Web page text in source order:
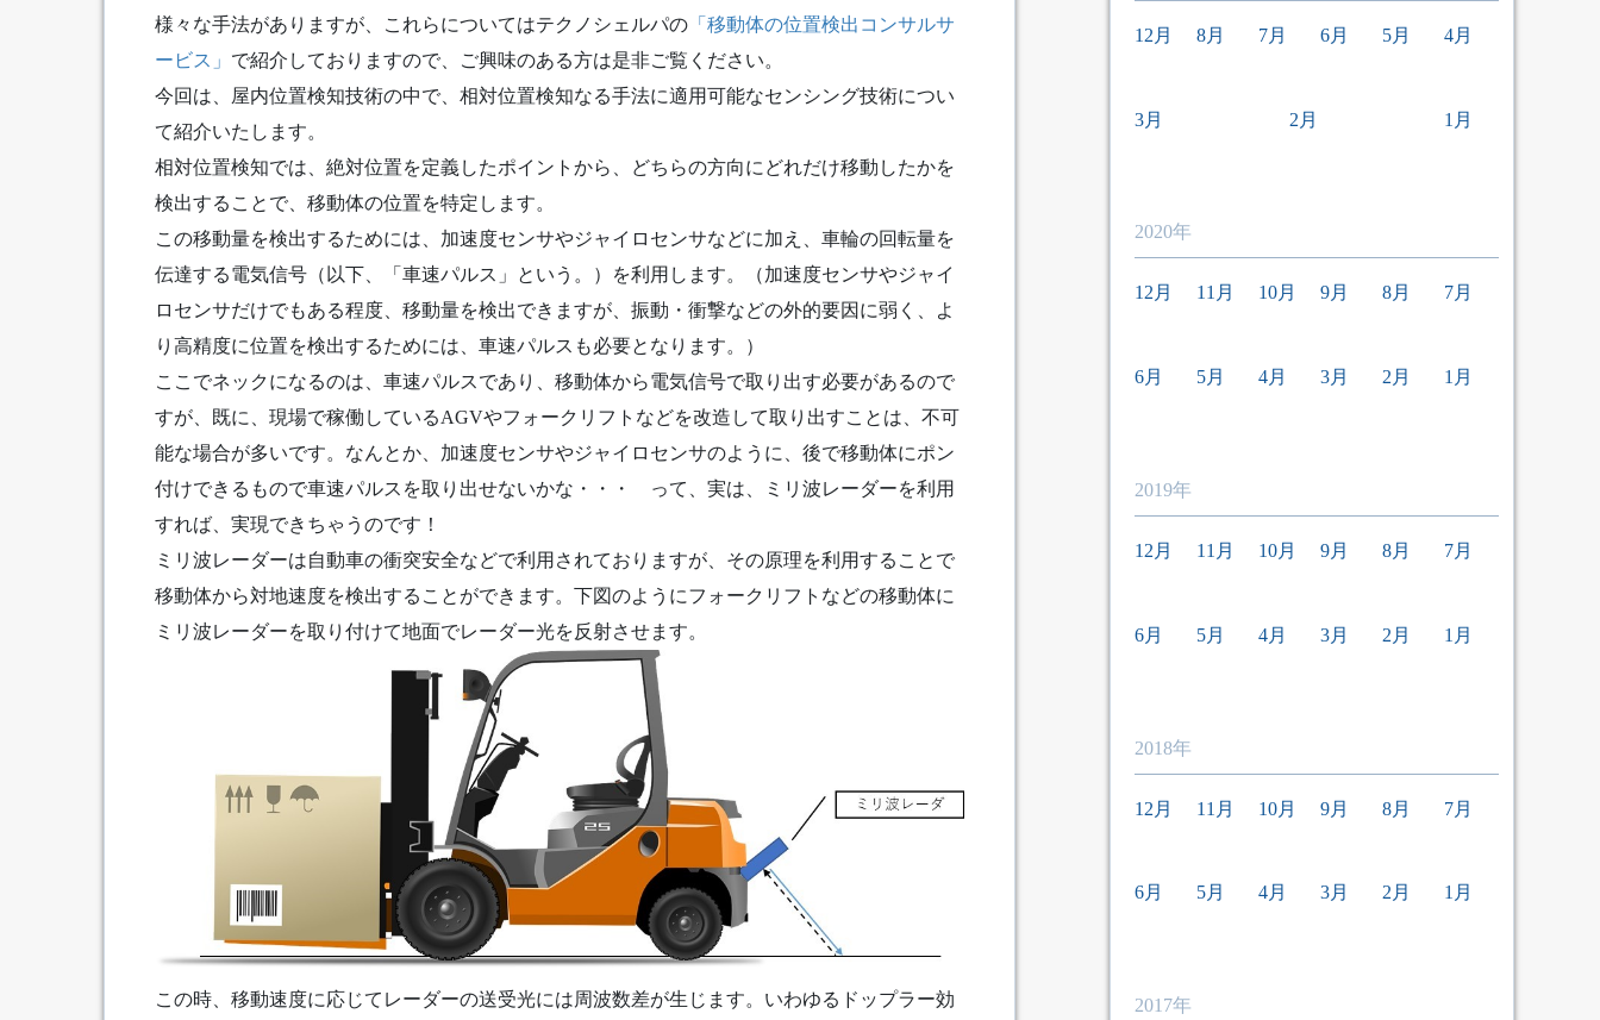
様々な手法がありますが、これらについてはテクノシェルパの「移動体の位置検出コンサルサ
ービス」 で紹介しておりますので、ご興味のある方は是非ご覧ください。
今回は、屋内位置検知技術の中で、相対位置検知なる手法に適用可能なセンシング技術につい
て紹介いたします。
相対位置検知では、絶対位置を定義したポイントから、どちらの方向にどれだけ移動したかを
検出することで、移動体の位置を特定します。
この移動量を検出するためには、加速度センサやジャイロセンサなどに加え、車輪の回転量を
伝達する電気信号（以下、「車速パルス」という。）を利用します。（加速度センサやジャイ
ロセンサだけでもある程度、移動量を検出できますが、振動・衝撃などの外的要因に弱く、よ
り高精度に位置を検出するためには、車速パルスも必要となります。）
ここでネックになるのは、車速パルスであり、移動体から電気信号で取り出す必要があるので
すが、既に、現場で稼働しているAGVやフォークリフトなどを改造して取り出すことは、不可
能な場合が多いです。なんとか、加速度センサやジャイロセンサのように、後で移動体にポン
付けできるもので車速パルスを取り出せないかな・・・ って、実は、ミリ波レーダーを利用
すれば、実現できちゃうのです！
ミリ波レーダーは自動車の衝突安全などで利用されておりますが、その原理を利用することで
移動体から対地速度を検出することができます。下図のようにフォークリフトなどの移動体に
ミリ波レーダーを取り付けて地面でレーダー光を反射させます。
この時、移動速度に応じてレーダーの送受光には周波数差が生じます。いわゆるドップラー効
12月 8月 7月 6月 5月 4月
3月 2月 1月
2020年
12月 11月 10月 9月 8月 7月
6月 5月 4月 3月 2月 1月
2019年
12月 11月 10月 9月 8月 7月
6月 5月 4月 3月 2月 1月
2018年
12月 11月 10月 9月 8月 7月
6月 5月 4月 3月 2月 1月
2017年